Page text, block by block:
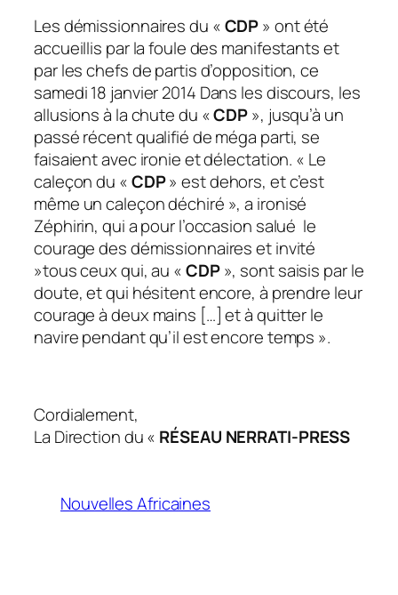
Les démissionnaires du «CDP» ont été
accueillis par la foule des manifestants et
par les chefs de partis d’opposition, ce
samedi 18 janvier 2014 Dans les discours, les
allusions à la chute du «CDP», jusqu’à un
passé récent qualifié de méga parti, se
faisaient avec ironie et délectation. « Le
caleçon du «CDP» est dehors, et c’est
même un caleçon déchiré », a ironisé
Zéphirin, qui a pour l’occasion salué le
courage des démissionnaires et invité
»tous ceux qui, au «CDP», sont saisis par le
doute, et qui hésitent encore, à prendre leur
courage à deux mains […] et à quitter le
navire pendant qu’il est encore temps ».
Cordialement,
La Direction du « RÉSEAU NERRATI-PRESS
Nouvelles Africaines